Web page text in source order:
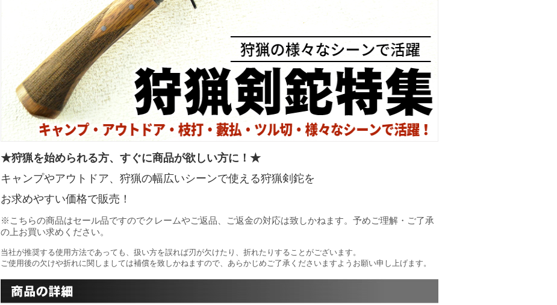
★狩猟を始められる方、すぐに商品が欲しい方に！★
キャンプやアウトドア、狩猟の幅広いシーンで使える狩猟剣鉈を
お求めやすい価格で販売！
※こちらの商品はセール品ですのでクレームやご返品、ご返金の対応は致しかねます。予めご理解・ご了承
の上お買い求めください。
当社が推奨する使用方法であっても、扱い方を誤れば刃が欠けたり、折れたりすることがございます。
ご使用後の欠けや折れに関しましては補償を致しかねますので、あらかじめご了承くださいますようお願い申し上げます。